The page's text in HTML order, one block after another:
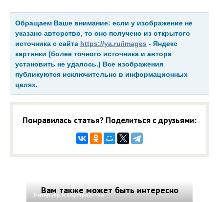
Обращаем Ваше внимание: если у изображение не
указано авторство, то оно получено из открытого
источника с сайта https://ya.ru/images - Яндекс
картинки (более точного источника и автора
установить не удалось.) Все изображения
публикуются исключительно в информационных
целях.
Понравилась статья? Поделиться с друзьями:
Вам также может быть интересно
Интерьер и обустройство